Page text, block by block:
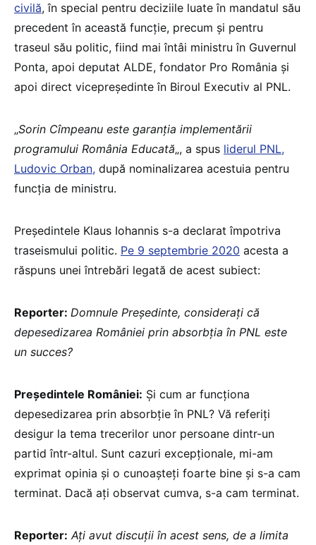
civilă, în special pentru deciziile luate în mandatul său
precedent în această funcție, precum și pentru
traseul său politic, fiind mai întâi ministru în Guvernul
Ponta, apoi deputat ALDE, fondator Pro România și
apoi direct vicepreședinte în Biroul Executiv al PNL.
„Sorin Cîmpeanu este garanția implementării
programului România Educată„, a spus liderul PNL,
Ludovic Orban, după nominalizarea acestuia pentru
funcția de ministru.
Președintele Klaus Iohannis s-a declarat împotriva
traseismului politic. Pe 9 septembrie 2020 acesta a
răspuns unei întrebări legată de acest subiect:
Reporter: Domnule Președinte, considerați că
depesedizarea României prin absorbția în PNL este
un succes?
Președintele României: Și cum ar funcționa
depesedizarea prin absorbție în PNL? Vă referiți
desigur la tema trecerilor unor persoane dintr-un
partid într-altul. Sunt cazuri excepționale, mi-am
exprimat opinia și o cunoașteți foarte bine și s-a cam
terminat. Dacă ați observat cumva, s-a cam terminat.
Reporter: Ați avut discuții în acest sens, de a limita